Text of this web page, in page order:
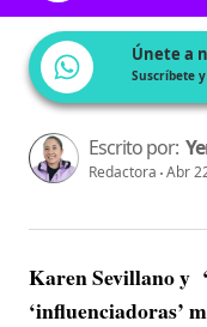
Únete a
Suscríbete
Escrito por:
Redactora Abr
Karen Sevillano y ‘
‘influenciadoras’